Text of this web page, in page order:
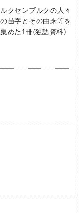
ルクセンブルクの人々
の苗字とその由来等を
集めた1冊(独語資料)